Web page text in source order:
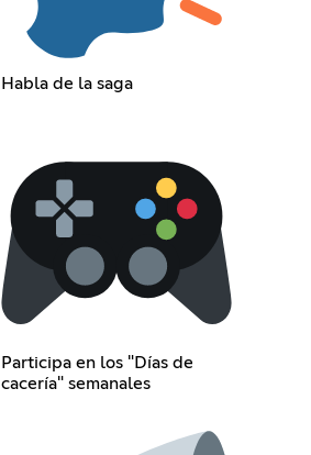
Habla de la saga
Participa en los "Días de
cacería" semanales